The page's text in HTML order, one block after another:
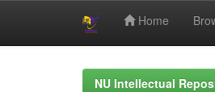
Home
NU Intellectual